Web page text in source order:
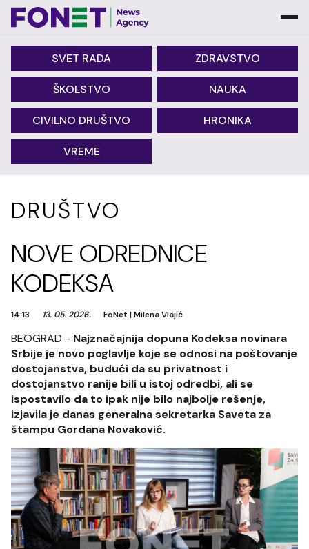
SVET RADA ZDRAVSTVO
ŠKOLSTVO NAUKA
CIVILNO DRUŠTVO HRONIKA
VREME
DRUŠTVO
NOVE ODREDNICE
KODEKSA
14:13 13. 05. 2026. FoNet |Milena Vlajić
BEOGRAD - Najznačajnija dopuna Kodeksa novinara
Srbije je novo poglavlje koje se odnosi na poštovanje
dostojanstva, budući da su privatnost i
dostojanstvo ranije bili u istoj odredbi, ali se
ispostavilo da to ipak nije bilo najbolje rešenje,
izjavila je danas generalna sekretarka Saveta za
štampu Gordana Novaković.